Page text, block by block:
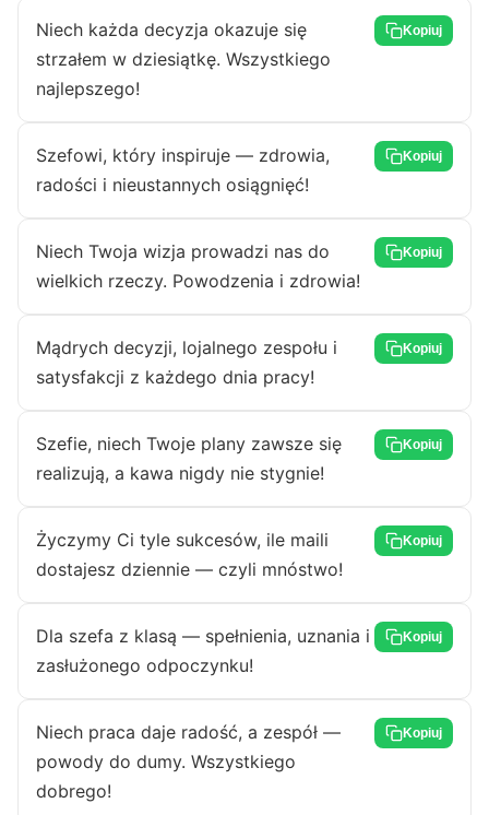
Niech każda decyzja okazuje się
strzałem w dziesiątkę. Wszystkiego
najlepszego!
Kopiuj
Szefowi, który inspiruje — zdrowia,
radości i nieustannych osiągnięć!
Kopiuj
Niech Twoja wizja prowadzi nas do
wielkich rzeczy. Powodzenia i zdrowia!
Kopiuj
Mądrych decyzji, lojalnego zespołu i
satysfakcji z każdego dnia pracy!
Kopiuj
Szefie, niech Twoje plany zawsze się
realizują, a kawa nigdy nie stygnie!
Kopiuj
Życzymy Ci tyle sukcesów, ile maili
dostajesz dziennie — czyli mnóstwo!
Kopiuj
Dla szefa z klasą — spełnienia, uznania i
zasłużonego odpoczynku!
Kopiuj
Niech praca daje radość, a zespół —
powody do dumy. Wszystkiego
dobrego!
Kopiuj